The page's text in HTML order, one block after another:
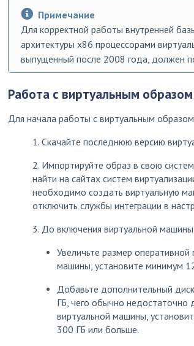
Примечание
Для корректной работы внутренней
архитектуры x86 процессорами
выпущенный после 2008 года, должен
Работа с виртуальным образом
Для начала работы с виртуальным
1. Скачайте последнюю версию
2. Импортируйте образ в свою
найти на сайтах систем
необходимо создать виртуальную
отключить службы интеграции в
3. До включения виртуальной
Увеличьте размер
машины, установите минимум
Добавьте дополнительный
ГБ, чего обычно недостаточно
виртуальной машины,
300 ГБ или больше.